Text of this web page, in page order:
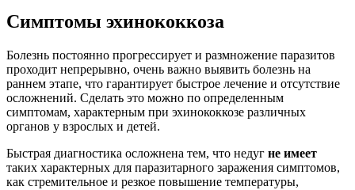
Симптомы эхинококкоза
Болезнь постоянно прогрессирует и размножение паразитов
проходит непрерывно, очень важно выявить болезнь на
раннем этапе, что гарантирует быстрое лечение и отсутствие
осложнений. Сделать это можно по определенным
симптомам, характерным при эхинококкозе различных
органов у взрослых и детей.
Быстрая диагностика осложнена тем, что недуг не имеет
таких характерных для паразитарного заражения симптомов,
как стремительное и резкое повышение температуры,